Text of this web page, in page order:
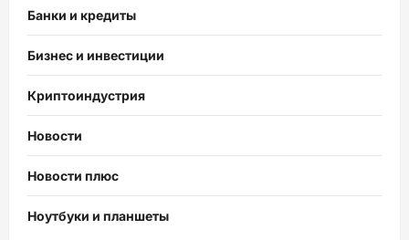
Банки и кредиты
Бизнес и инвестиции
Криптоиндустрия
Новости
Новости плюс
Ноутбуки и планшеты